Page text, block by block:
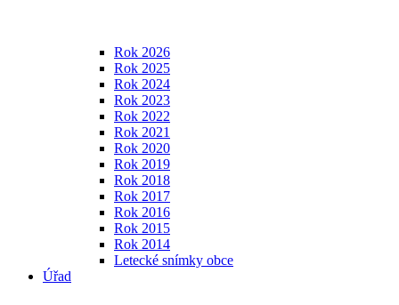
Rok 2026
Rok 2025
Rok 2024
Rok 2023
Rok 2022
Rok 2021
Rok 2020
Rok 2019
Rok 2018
Rok 2017
Rok 2016
Rok 2015
Rok 2014
Letecké snímky obce
Úřad